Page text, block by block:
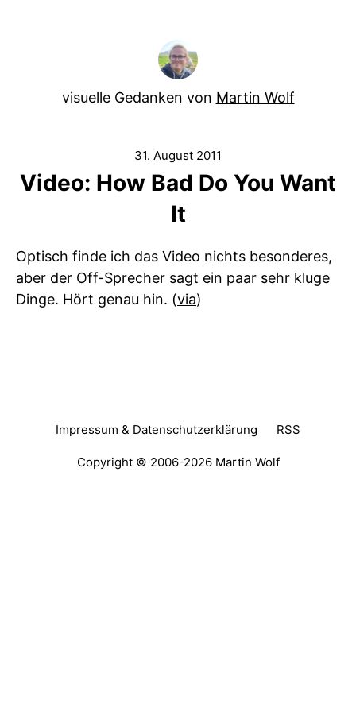
visuelle Gedanken von Martin Wolf
31. August 2011
Video: How Bad Do You Want
It
Optisch finde ich das Video nichts besonderes,
aber der Off-Sprecher sagt ein paar sehr kluge
Dinge. Hört genau hin. (via)
Impressum & Datenschutzerklärung RSS
Copyright © 2006-2026 Martin Wolf